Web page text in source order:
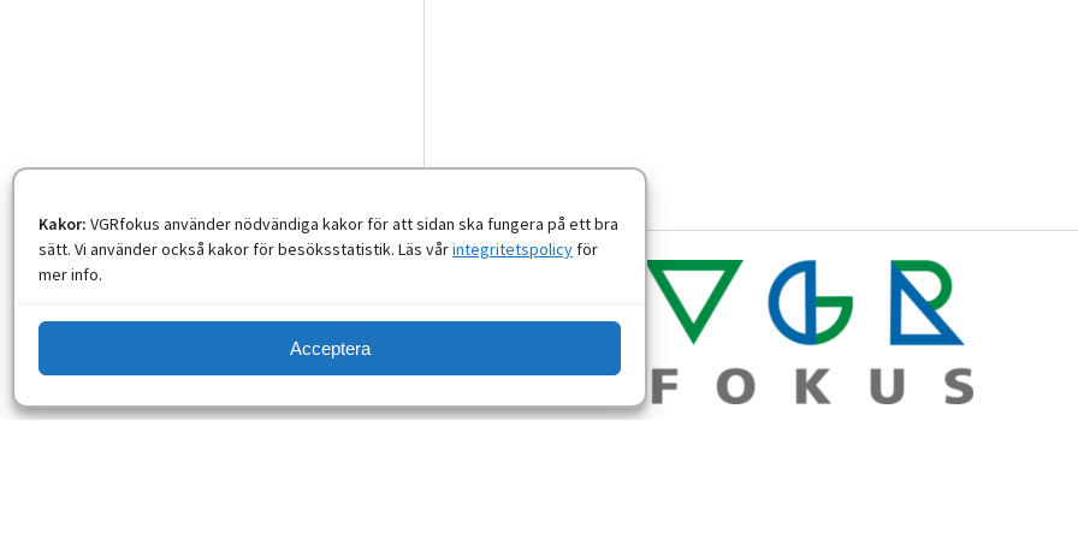
Kakor: VGRfokus använder nödvändiga kakor för att sidan ska fungera på ett bra
sätt. Vi använder också kakor för besöksstatistik. Läs vårintegritetspolicy för
mer info.
Acceptera